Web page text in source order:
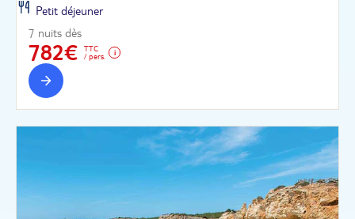
Petit déjeuner
7 nuits dès
782€
TTC
/ pers.